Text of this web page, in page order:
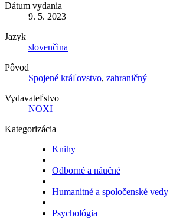
Dátum vydania
9. 5. 2023
Jazyk
slovenčina
Pôvod
Spojené kráľovstvo, zahraničný
Vydavateľstvo
NOXI
Kategorizácia
Knihy
Odborné a náučné
Humanitné a spoločenské vedy
Psychológia